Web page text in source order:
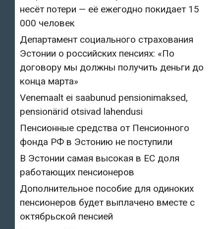
несёт потери — её ежегодно покидает 15
000 человек
Департамент социального страхования
Эстонии о российских пенсиях: «По
договору мы должны получить деньги до
конца марта»
Venemaalt ei saabunud pensionimaksed,
pensionärid otsivad lahendusi
Пенсионные средства от Пенсионного
фонда РФ в Эстонию не поступили
В Эстонии самая высокая в ЕС доля
работающих пенсионеров
Дополнительное пособие для одиноких
пенсионеров будет выплачено вместе с
октябрьской пенсией